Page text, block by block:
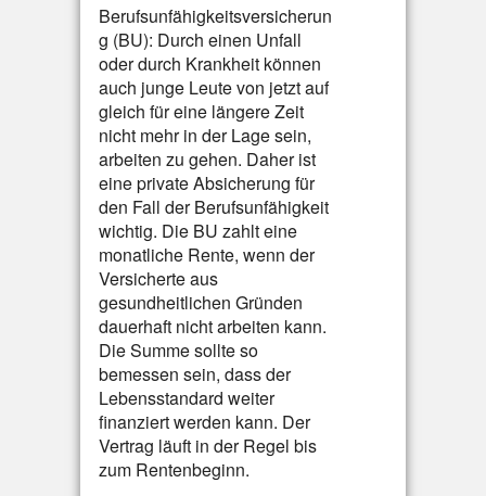
Berufsunfähigkeitsversicherun
g (BU): Durch einen Unfall
oder durch Krankheit können
auch junge Leute von jetzt auf
gleich für eine längere Zeit
nicht mehr in der Lage sein,
arbeiten zu gehen. Daher ist
eine private Absicherung für
den Fall der Berufsunfähigkeit
wichtig. Die BU zahlt eine
monatliche Rente, wenn der
Versicherte aus
gesundheitlichen Gründen
dauerhaft nicht arbeiten kann.
Die Summe sollte so
bemessen sein, dass der
Lebensstandard weiter
finanziert werden kann. Der
Vertrag läuft in der Regel bis
zum Rentenbeginn.